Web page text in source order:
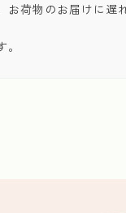
お荷物のお届けに遅